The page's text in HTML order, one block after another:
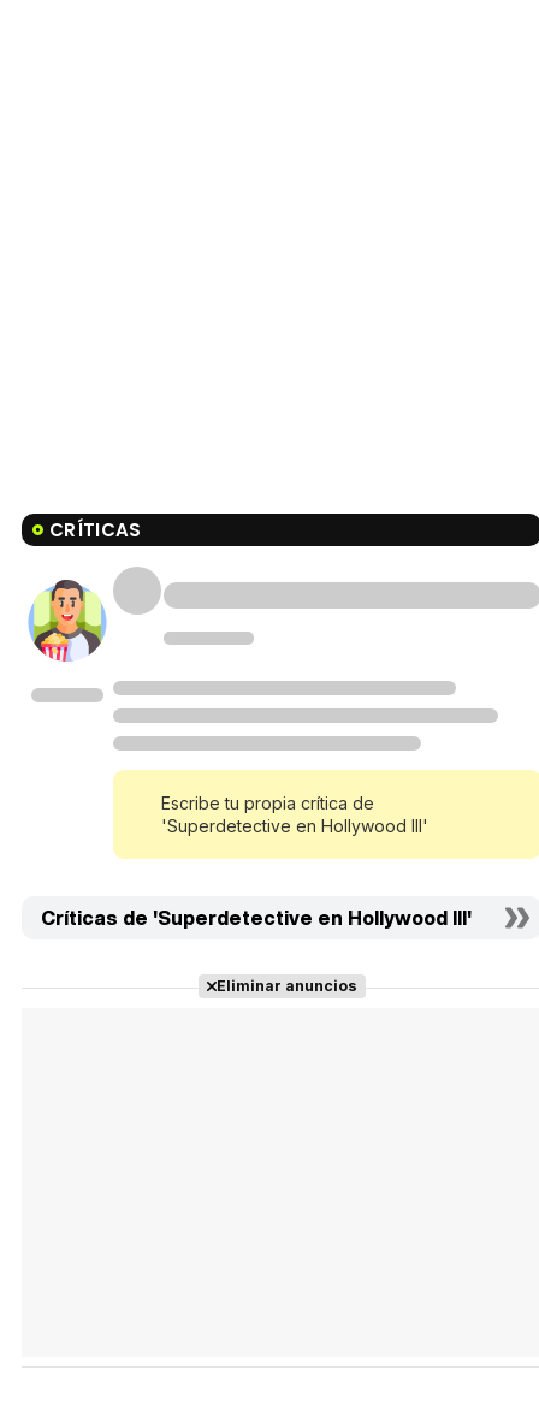
CRÍTICAS
Escribe tu propia crítica de
'Superdetective en Hollywood III'
Críticas de 'Superdetective en Hollywood III'
Eliminar anuncios